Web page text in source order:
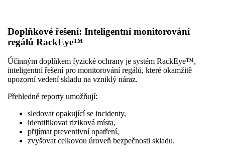
Doplňkové řešení: Inteligentní monitorování
regálů RackEye™
Účinným doplňkem fyzické ochrany je systém RackEye™,
inteligentní řešení pro monitorování regálů, které okamžitě
upozorní vedení skladu na vzniklý náraz.
Přehledné reporty umožňují:
sledovat opakující se incidenty,
identifikovat riziková místa,
přijímat preventivní opatření,
zvyšovat celkovou úroveň bezpečnosti skladu.